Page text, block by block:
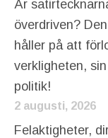
Är
överdriven?
håller på att
verkligheten,
politik!
2 augusti, 2026
Felaktigheter,